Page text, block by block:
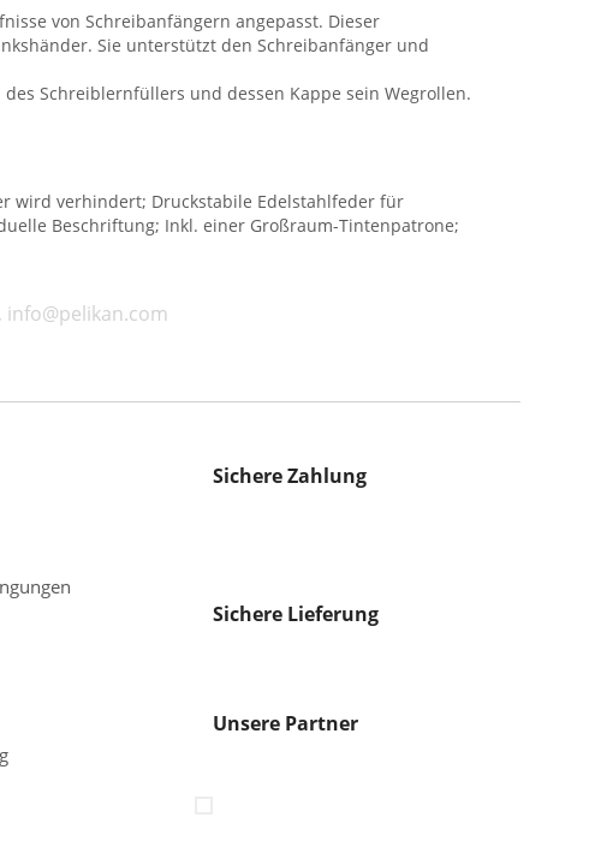
von Schreibanfängern angepasst. Dieser
Sie unterstützt den Schreibanfänger und
Schreiblernfüllers und dessen Kappe sein Wegrollen.
wird verhindert; Druckstabile Edelstahlfeder für
Beschriftung; Inkl. einer Großraum-Tintenpatrone;
info@pelikan.com
Sichere Zahlung
Sichere Lieferung
Unsere Partner